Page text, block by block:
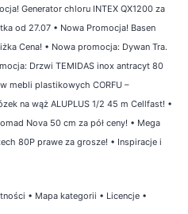
Generator chloru INTEX QX1200 za
od 27.07 • Nowa Promocja! Basen
Cena! • Nowa promocja: Dywan Tra.
Drzwi TEMIDAS inox antracyt 80
mebli plastikowych CORFU –
na wąż ALUPLUS 1/2 45 m Cellfast! •
Nova 50 cm za pół ceny! • Mega
80P prawe za grosze! • Inspiracje i
• Mapa kategorii • Licencje •